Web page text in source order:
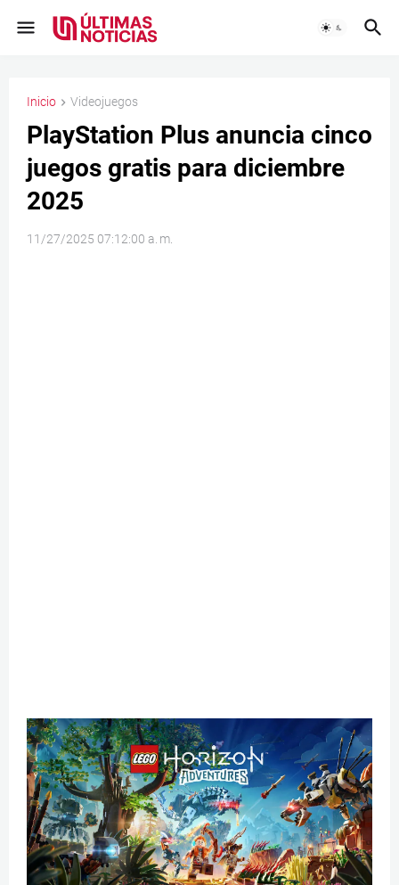
Inicio Videojuegos
PlayStation Plus anuncia cinco
juegos gratis para diciembre
2025
11/27/2025 07:12:00 a. m.